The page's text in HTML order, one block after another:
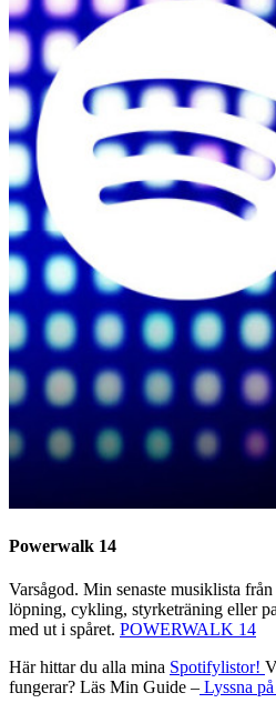
Powerwalk 14
Varsågod. Min senaste musiklista
löpning, cykling, styrketräning eller
med ut i spåret. POWERWALK 14
Här hittar du alla mina Spotifylistor!
fungerar? Läs Min Guide – Lyssna